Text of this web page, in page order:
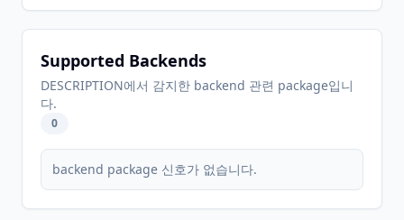
Supported Backends
DESCRIPTION에서 감지한 backend 관련 package입니
다.
0
backend package 신호가 없습니다.